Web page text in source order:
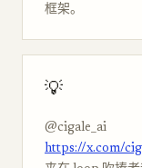
框架。
💡
@cigale_ai
https://x.com/